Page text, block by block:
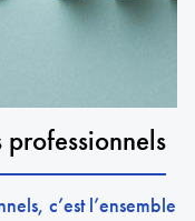
professionnels
c’est l’ensemble